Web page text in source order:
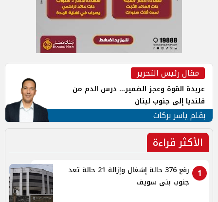
مقال رئيس التحرير
عربدة القوة وعجز الضمير... درس الدم من
قلنديا إلى جنوب لبنان
بقلم ياسر بركات
الأكثر قراءة
1
رفع 376 حالة إشغال وإزالة 21 حالة تعد
جنوب بنى سويف